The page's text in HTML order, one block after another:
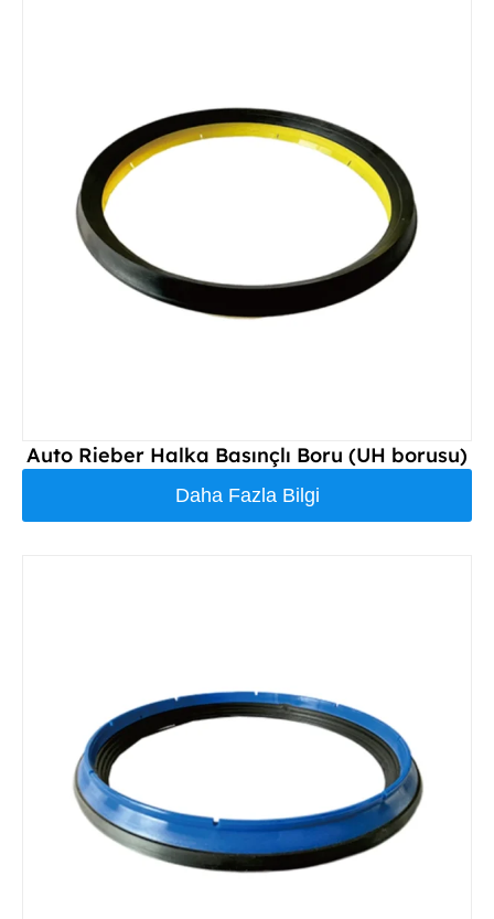
Auto Rieber Halka Basınçlı Boru (UH borusu)
Daha Fazla Bilgi